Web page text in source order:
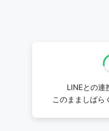
LINEとの連
このまましばら